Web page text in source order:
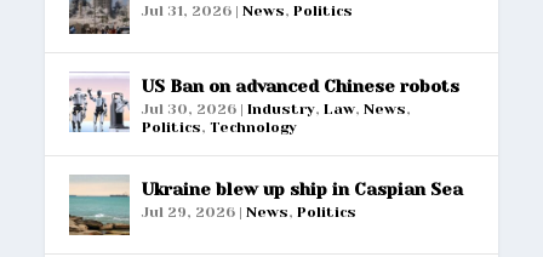
Jul 31, 2026 |News,Politics
US Ban on advanced Chinese robots
Jul 30, 2026 |Industry,Law,News,
Politics,Technology
Ukraine blew up ship in Caspian Sea
Jul 29, 2026 |News,Politics